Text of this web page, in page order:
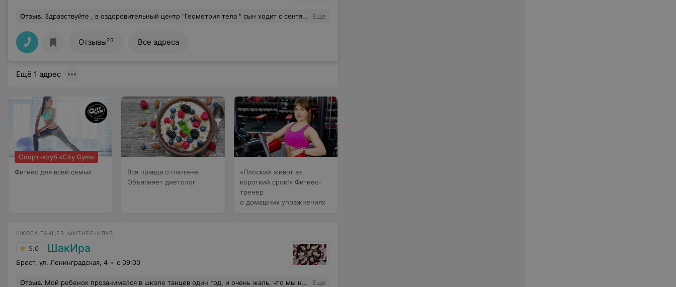
Отзыв. Здравствуйте , в оздоровительный центр "Геометрия тела " сын ходит с сентября 24 года . За это время уменьшился градус кифоза и сколиоза. Хоть занятия и групповые , но тренер имеет индивидуальный подход к каждому ребёнку . Я очень довольна результатом . Спасибо огромное тренеру Виктории О . Это тренер с большим опытом как в спорте , так и в работе с детьми с нарушениями осанки и со сколиозои Еще
Отзывы23 Все адреса
Ещё 1 адрес
Спорт-клуб «City Gym»
Фитнес для всей семьи
Вся правда о глютене.
Объясняет диетолог
«Плоский живот за
короткий срок!» Фитнес-
тренер
о домашних упражнениях
ШКОЛА ТАНЦЕВ, ФИТНЕС-КЛУБ
5.0 ШакИра
Брест, ул. Ленинградская, 4 с 09:00
Отзыв. Мой ребенок прозанимался в школе танцев один год, и очень жаль, что мы не начали его водить на занятия раньше. Оказывается, что можно с трех лет. На занятиях очень доброжелательная и теплая атмосфера, не смотря на то, что тренер довольно требовательно относится к выполнению всех упражнений и движений. Очень сложно передать словами благодарность тренеру, ту гордость, которую испытываешь, глядя на успехи ребенка, а, главное - эмоции и чувства, переполняющие грудь, когда видишь свою маленькую звездочку на сцене, на отчетном концерте. Огромное спасибо и процветание вашему клубу! Еще